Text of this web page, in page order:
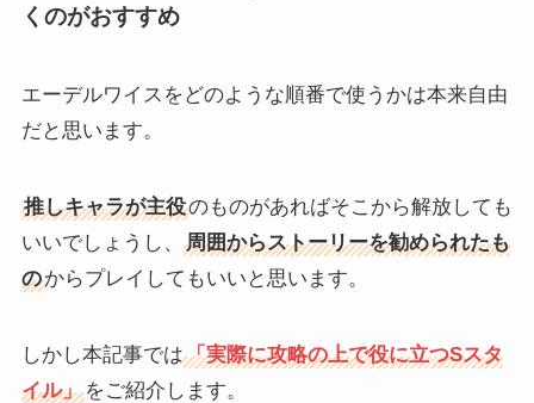
くのがおすすめ
エーデルワイスをどのような順番で使うかは本来自由
だと思います。
推しキャラが主役のものがあればそこから解放しても
いいでしょうし、
周囲からストーリーを勧められたも
のからプレイしてもいいと思います。
しかし本記事では「実際に攻略の上で役に立つSスタ
イル」をご紹介します。